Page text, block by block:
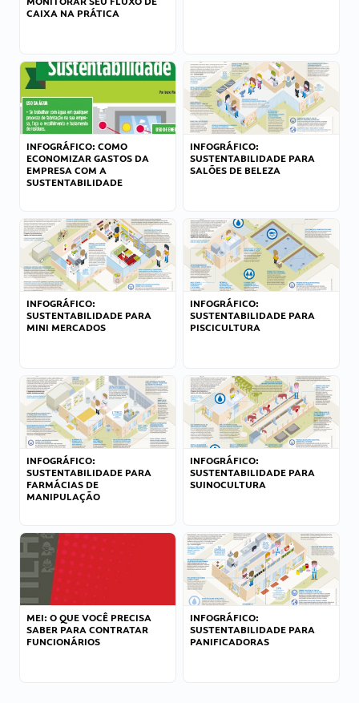
CAIXA NA PRÁTICA
INFOGRÁFICO: COMO
ECONOMIZAR GASTOS DA
EMPRESA COM A
SUSTENTABILIDADE
INFOGRÁFICO:
SUSTENTABILIDADE PARA
SALÕES DE BELEZA
INFOGRÁFICO:
SUSTENTABILIDADE PARA
MINI MERCADOS
INFOGRÁFICO:
SUSTENTABILIDADE PARA
PISCICULTURA
INFOGRÁFICO:
SUSTENTABILIDADE PARA
FARMÁCIAS DE
MANIPULAÇÃO
INFOGRÁFICO:
SUSTENTABILIDADE PARA
SUINOCULTURA
MEI: O QUE VOCÊ PRECISA
SABER PARA CONTRATAR
FUNCIONÁRIOS
INFOGRÁFICO:
SUSTENTABILIDADE PARA
PANIFICADORAS